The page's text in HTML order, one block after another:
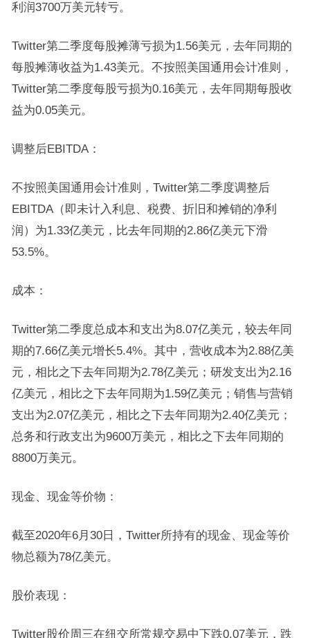
利润3700万美元转亏。
Twitter第二季度每股摊薄亏损为1.56美元，去年同期的
每股摊薄收益为1.43美元。不按照美国通用会计准则，
Twitter第二季度每股亏损为0.16美元，去年同期每股收
益为0.05美元。
调整后EBITDA：
不按照美国通用会计准则，Twitter第二季度调整后
EBITDA（即未计入利息、税费、折旧和摊销的净利
润）为1.33亿美元，比去年同期的2.86亿美元下滑
53.5%。
成本：
Twitter第二季度总成本和支出为8.07亿美元，较去年同
期的7.66亿美元增长5.4%。其中，营收成本为2.88亿美
元，相比之下去年同期为2.78亿美元；研发支出为2.16
亿美元，相比之下去年同期为1.59亿美元；销售与营销
支出为2.07亿美元，相比之下去年同期为2.40亿美元；
总务和行政支出为9600万美元，相比之下去年同期的
8800万美元。
现金、现金等价物：
截至2020年6月30日，Twitter所持有的现金、现金等价
物总额为78亿美元。
股价表现：
Twitter股价周三在纽交所常规交易中下跌0.07美元，跌